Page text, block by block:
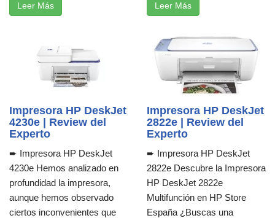
Leer Más Leer Más
Impresora HP DeskJet
4230e | Review del
Experto
➨ Impresora HP DeskJet
4230e Hemos analizado en
profundidad la impresora,
aunque hemos observado
ciertos inconvenientes que
Impresora HP DeskJet
2822e | Review del
Experto
➨ Impresora HP DeskJet
2822e Descubre la Impresora
HP DeskJet 2822e
Multifunción en HP Store
España ¿Buscas una